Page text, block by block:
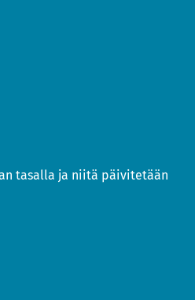
tasalla ja niitä päivitetään